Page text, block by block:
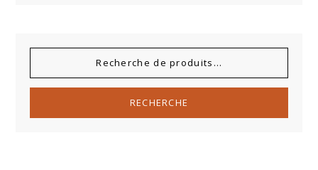
RECHERCHE